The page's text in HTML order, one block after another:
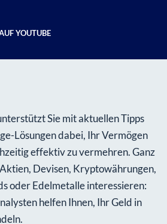
YOUTUBE
Sie mit aktuellen Tipps
Lösungen dabei, Ihr Vermögen
effektiv zu vermehren. Ganz
Devisen, Kryptowährungen,
oder Edelmetalle interessieren:
helfen Ihnen, Ihr Geld in